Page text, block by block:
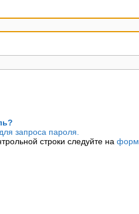
запроса пароля.
строки следуйте на